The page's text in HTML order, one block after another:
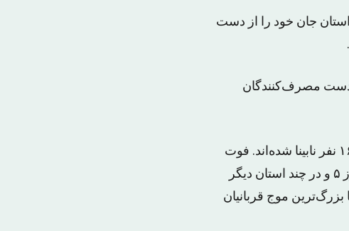
جان خود را از دست
دست مصرف‌کنندگان
از ۲۵ روز پیش تا امروز، بر اثر مصرف الکل ۴۶۰ نفر مسموم، ۴۲ نفر فوت و ۱۶ نفر نابینا شده‌اند. فوت
شده گان به ترتیب در استان های هرمزگان ۱۷ نفر، خراسان شمالی ۴ نفر، البرز ۵ و در چند استان دیگر
مغزی شده‌اند تا با بزرگ‌ترین موج قربانیان